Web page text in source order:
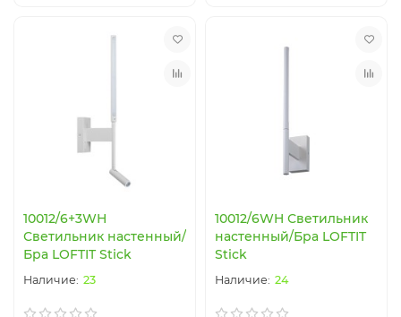
10012/6+3WH
Светильник настенный/
Бра LOFTIT Stick
23
10012/6WH Светильник
настенный/Бра LOFTIT
Stick
24